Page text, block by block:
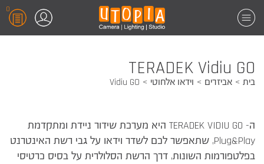
0
TERADEK Vidiu GO
בית אביזרים וידאו אלחוטי Vidiu GO
ה- TERADEK VIDIU GO היא מערכת שידור ניידת ומתקדמת
Plug&Play, שתאפשר לכם לשדר וידאו על גבי רשת האינטרנט
בפלטפורמות השונות, דרך הרשת הסלולרית על בסיס כרטיסי